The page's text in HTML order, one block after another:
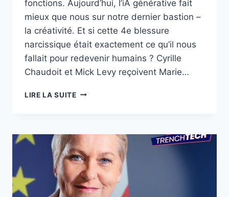
fonctions. Aujourd’hui, l’iA générative fait
mieux que nous sur notre dernier bastion –
la créativité. Et si cette 4e blessure
narcissique était exactement ce qu’il nous
fallait pour redevenir humains ? Cyrille
Chaudoit et Mick Levy reçoivent Marie…
LIRE LA SUITE ETRE
DES
IA
–
MARIE
DOLLÉ